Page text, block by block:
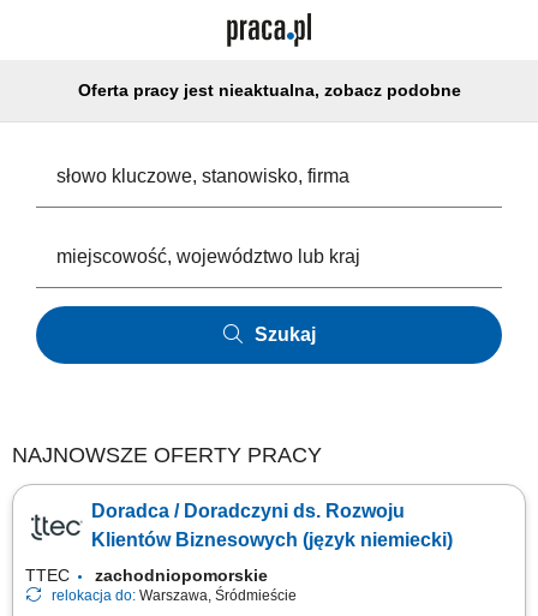
Oferta pracy jest nieaktualna, zobacz podobne
Szukaj
NAJNOWSZE OFERTY PRACY
Doradca / Doradczyni ds. Rozwoju
Klientów Biznesowych (język niemiecki)
TTEC zachodniopomorskie
relokacja do: Warszawa, Śródmieście